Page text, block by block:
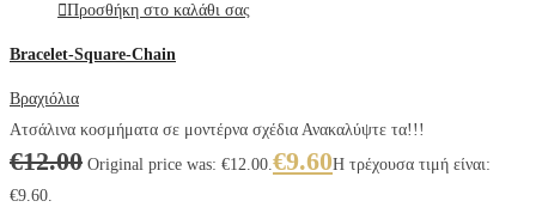
Προσθήκη στο καλάθι σας
Bracelet-Square-Chain
Βραχιόλια
Ατσάλινα κοσμήματα σε μοντέρνα σχέδια Ανακαλύψτε τα!!!
€12.00 Original price was: €12.00.€9.60Η τρέχουσα τιμή είναι:
€9.60.